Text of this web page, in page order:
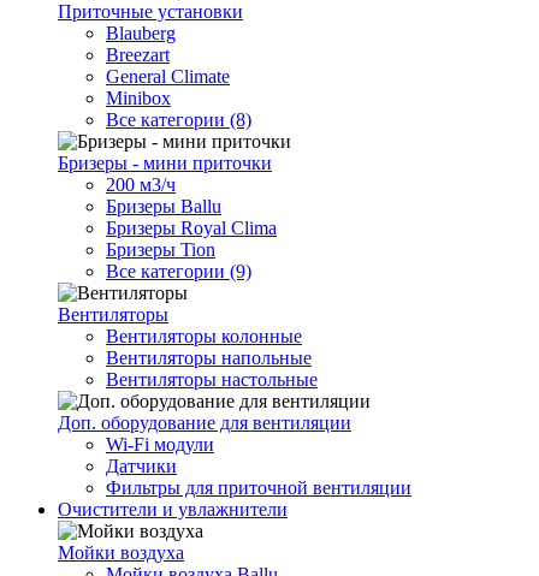
Приточные установки
Blauberg
Breezart
General Climate
Minibox
Все категории (8)
Бризеры - мини приточки
200 м3/ч
Бризеры Ballu
Бризеры Royal Clima
Бризеры Tion
Все категории (9)
Вентиляторы
Вентиляторы колонные
Вентиляторы напольные
Вентиляторы настольные
Доп. оборудование для вентиляции
Wi-Fi модули
Датчики
Фильтры для приточной вентиляции
Очистители и увлажнители
Мойки воздуха